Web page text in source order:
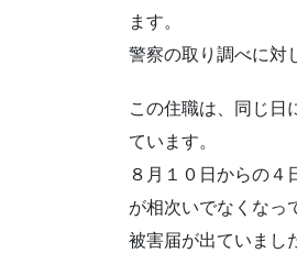
ます。
警察の取り調べに対
この住職は、同じ日
ています。
８月１０日からの４
が相次いでなくなっ
被害届が出ていまし